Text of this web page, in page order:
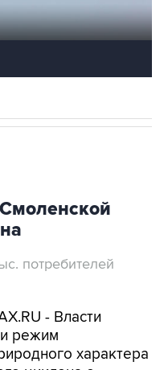
потребителей
- Власти
режим
характера